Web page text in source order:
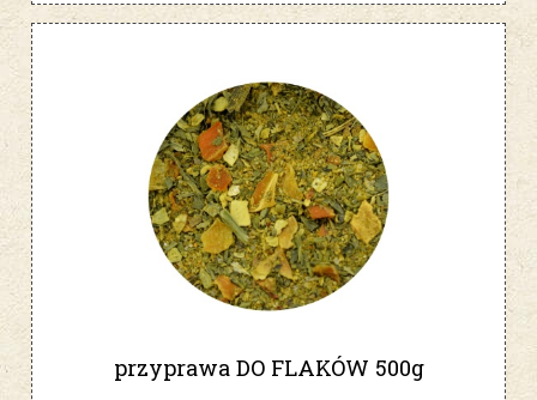
przyprawa DO FLAKÓW 500g